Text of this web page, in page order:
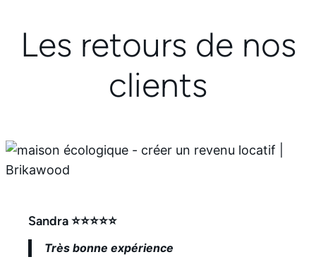
Les retours de nos
clients
Sandra ⭐⭐⭐⭐⭐
Très bonne expérience